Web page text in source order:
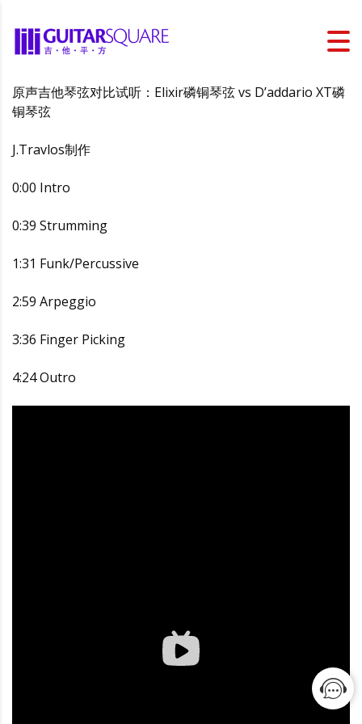
原声吉他琴弦对比试听：Elixir磷铜琴弦 vs D’addario XT磷
铜琴弦
J.Travlos制作
0:00 Intro
0:39 Strumming
1:31 Funk/Percussive
2:59 Arpeggio
3:36 Finger Picking
4:24 Outro